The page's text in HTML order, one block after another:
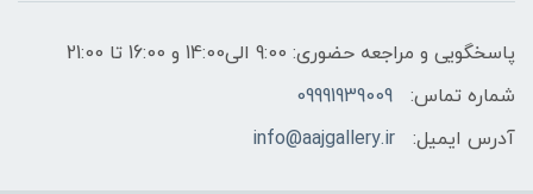
پاسخگویی و مراجعه حضوری: 9:00 الی14:00 و 16:00 تا 21:00
شماره تماس:
09991939009
آدرس ایمیل:
info@aajgallery.ir